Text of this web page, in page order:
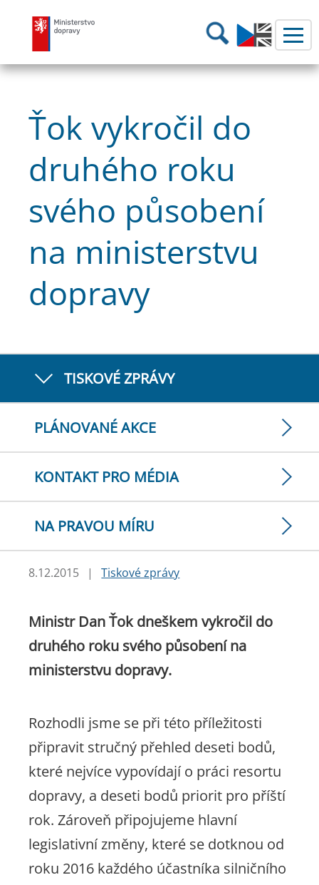
Ministerstvo dopravy Hledání
Ťok vykročil do
druhého roku
svého působení
na ministerstvu
dopravy
TISKOVÉ ZPRÁVY
PLÁNOVANÉ AKCE
KONTAKT PRO MÉDIA
NA PRAVOU MÍRU
8.12.2015 | Tiskové zprávy
Ministr Dan Ťok dneškem vykročil do
druhého roku svého působení na
ministerstvu dopravy.
Rozhodli jsme se při této příležitosti
připravit stručný přehled deseti bodů,
které nejvíce vypovídají o práci resortu
dopravy, a deseti bodů priorit pro příští
rok. Zároveň připojujeme hlavní
legislativní změny, které se dotknou od
roku 2016 každého účastníka silničního